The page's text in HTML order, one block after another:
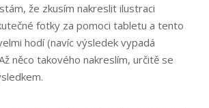
že zkusím nakreslit ilustraci
fotky za pomoci tabletu a tento
hodí (navíc výsledek vypadá
něco takového nakreslím, určitě se